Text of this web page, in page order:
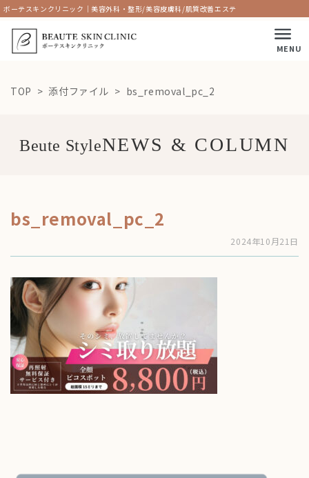
ボーテスキンクリニック｜美容外科・整形/美容皮膚科/肌質改善エステ
MENU
TOP 添付ファイル bs_removal_pc_2
Beute Style
bs_removal_pc_2
2024年10月21日